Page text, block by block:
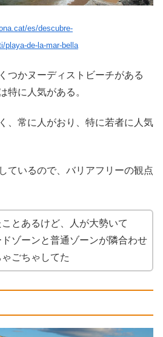
es/descubre-
playa-de-la-mar-bella
つかヌーディストビーチがある
特に人気がある。
、常に人がおり、特に若者に人気
ているので、バリアフリーの観点
とあるけど、人が大勢いて
ドゾーンと普通ゾーンが隣合わせ
ごちゃしてた